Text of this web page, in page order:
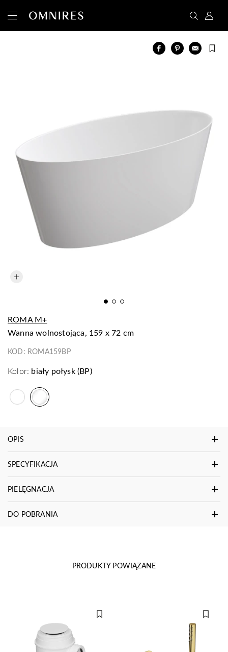
ROMA M+
wanna wolnostojąca, 159 x 72 cm
KOD: ROMA159BP
Kolor: biały połysk (BP)
OPIS
SPECYFIKACJA
PIELĘGNACJA
DO POBRANIA
PRODUKTY POWIĄZANE